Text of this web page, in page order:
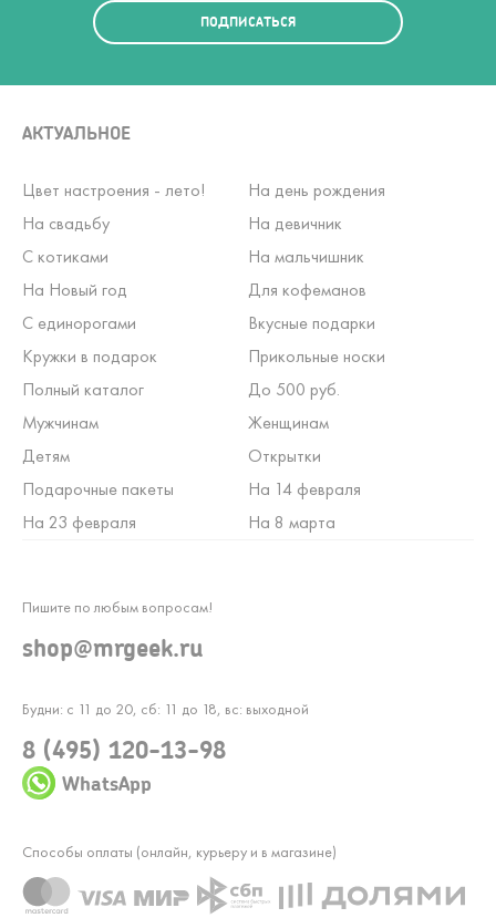
ПОДПИСАТЬСЯ
АКТУАЛЬНОЕ
Цвет настроения - лето!
На день рождения
На свадьбу
На девичник
С котиками
На мальчишник
На Новый год
Для кофеманов
С единорогами
Вкусные подарки
Кружки в подарок
Прикольные носки
Полный каталог
До 500 руб.
Мужчинам
Женщинам
Детям
Открытки
Подарочные пакеты
На 14 февраля
На 23 февраля
На 8 марта
Будни: с 11 до 20, сб: 11 до 18, вс: выходной
8 (495) 120-13-98
WhatsApp
Пишите по любым вопросам!
shop@mrgeek.ru
Способы оплаты (онлайн, курьеру и в магазине)